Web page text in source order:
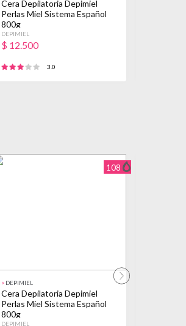
Cera Depilatoria Depimiel
Perlas Miel Sistema Español
800g
DEPIMIEL
$ 12.500
3.0
108
> DEPIMIEL
Cera Depilatoria Depimiel
Perlas Miel Sistema Español
800g
DEPIMIEL